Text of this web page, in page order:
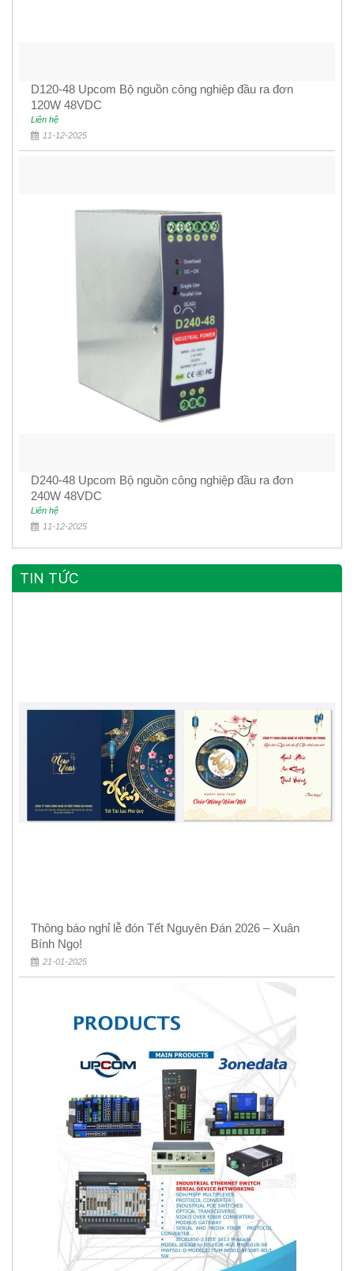
D120-48 Upcom Bộ nguồn công nghiệp đầu ra đơn
120W 48VDC
Liên hệ
11-12-2025
D240-48 Upcom Bộ nguồn công nghiệp đầu ra đơn
240W 48VDC
Liên hệ
11-12-2025
TIN TỨC
Thông báo nghỉ lễ đón Tết Nguyên Đán 2026 – Xuân
Bính Ngọ!
21-01-2025